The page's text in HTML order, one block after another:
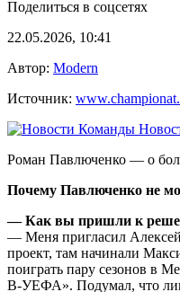
Поделиться в соцсетях
22.05.2026, 10:41
Автор: Modern
Источник:
Роман Павлюченко — о
Почему Павлюченко не
— Как вы пришли к
— Меня пригласил Алексей
проект, там начинали
поиграть пару сезонов в
В-УЕФА». Подумал, что